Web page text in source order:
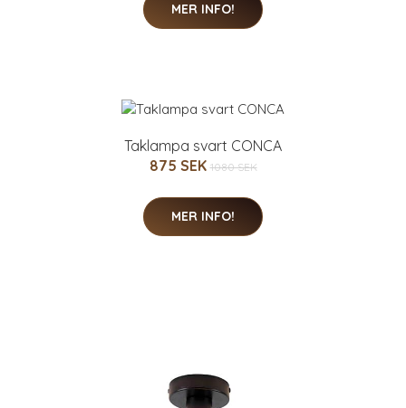
MER INFO!
Taklampa svart CONCA
875 SEK 1080 SEK
MER INFO!